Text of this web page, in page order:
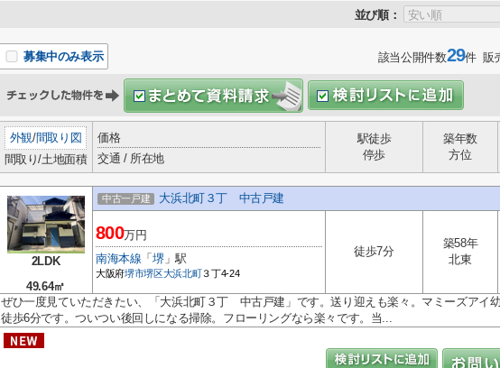
並び順：
募集中のみ表示 該当公開件数29件 販
外観/間取り図
間取り/土地面積
価格
交通 / 所在地
駅徒歩
停歩
築年数
方位
2LDK
49.64㎡
中古一戸建 大浜北町３丁 中古戸建
800万円
南海本線 「堺」駅
大阪府堺市堺区大浜北町３丁4-24
徒歩7分
築58年
北東
ぜひ一度見ていただきたい、「大浜北町３丁 中古戸建」です。送り迎えも楽々。マミーズアイ
徒歩6分です。ついつい後回しになる掃除。フローリングなら楽々です。当...